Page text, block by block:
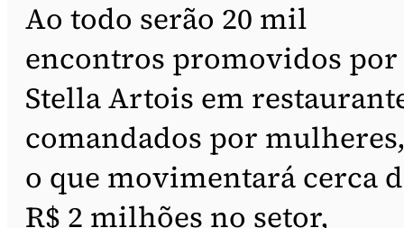
Ao todo serão 20 mil
encontros promovidos por
Stella Artois em
comandados por
o que movimentará cerca
R$ 2 milhões no setor,